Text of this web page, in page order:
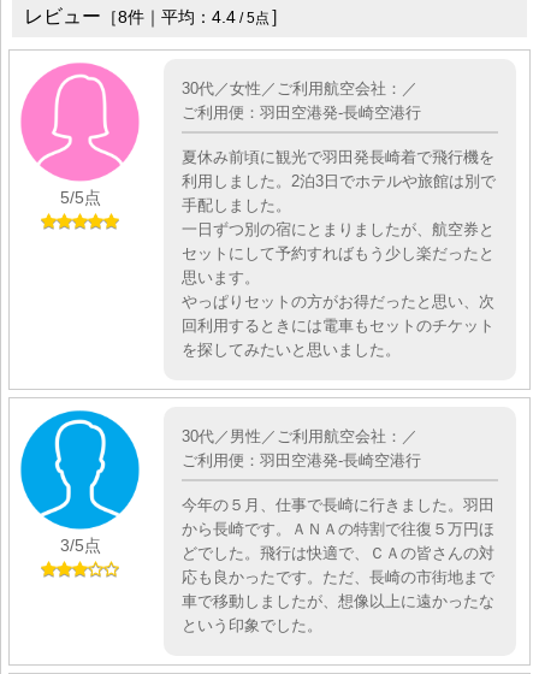
レビュー ［8件｜平均： 4.4 /5点 ］
5/5点
30代／女性／ご利用航空会社：／
ご利用便：羽田空港発-長崎空港行
夏休み前頃に観光で羽田発長崎着で飛行機を
利用しました。2泊3日でホテルや旅館は別で
手配しました。
一日ずつ別の宿にとまりましたが、航空券と
セットにして予約すればもう少し楽だったと
思います。
やっぱりセットの方がお得だったと思い、次
回利用するときには電車もセットのチケット
を探してみたいと思いました。
3/5点
30代／男性／ご利用航空会社：／
ご利用便：羽田空港発-長崎空港行
今年の５月、仕事で長崎に行きました。羽田
から長崎です。ＡＮＡの特割で往復５万円ほ
どでした。飛行は快適で、ＣＡの皆さんの対
応も良かったです。ただ、長崎の市街地まで
車で移動しましたが、想像以上に遠かったな
という印象でした。